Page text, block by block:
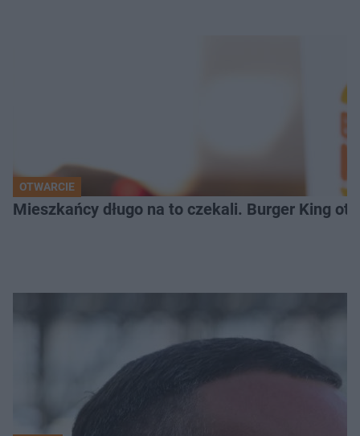
OTWARCIE
Mieszkańcy długo na to czekali. Burger King